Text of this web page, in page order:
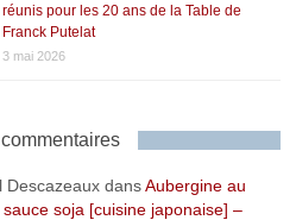
réunis pour les 20 ans de la Table de
Franck Putelat
3 mai 2026
DescazeauxdansAubergine au
sauce soja [cuisine japonaise] –